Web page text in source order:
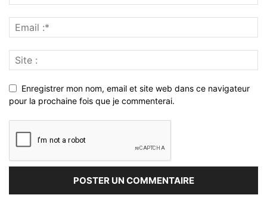
Enregistrer mon nom, email et site web dans ce navigateur
pour la prochaine fois que je commenterai.